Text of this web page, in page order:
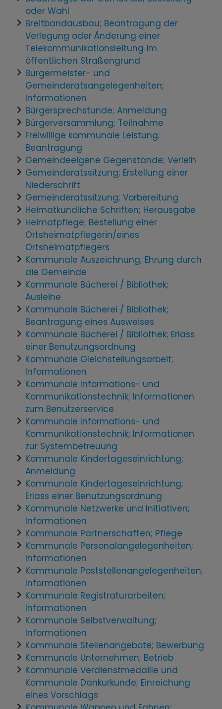
oder Wahl
Breitbandausbau; Beantragung der
Verlegung oder Änderung einer
Telekommunikationsleitung im
öffentlichen Straßengrund
Bürgermeister- und
Gemeinderatsangelegenheiten;
Informationen
Bürgersprechstunde; Anmeldung
Bürgerversammlung; Teilnahme
Freiwillige kommunale Leistung;
Beantragung
Gemeindeeigene Gegenstände; Verleih
Gemeinderatssitzung; Erstellung einer
Niederschrift
Gemeinderatssitzung; Vorbereitung
Heimatkundliche Schriften; Herausgabe
Heimatpflege; Bestellung einer
Ortsheimatpflegerin/eines
Ortsheimatpflegers
Kommunale Auszeichnung; Ehrung durch
die Gemeinde
Kommunale Bücherei / Bibliothek;
Ausleihe
Kommunale Bücherei / Bibliothek;
Beantragung eines Ausweises
Kommunale Bücherei / Bibliothek; Erlass
einer Benutzungsordnung
Kommunale Gleichstellungsarbeit;
Informationen
Kommunale Informations- und
Kommunikationstechnik; Informationen
zum Benutzerservice
Kommunale Informations- und
Kommunikationstechnik; Informationen
zur Systembetreuung
Kommunale Kindertageseinrichtung;
Anmeldung
Kommunale Kindertageseinrichtung;
Erlass einer Benutzungsordnung
Kommunale Netzwerke und Initiativen;
Informationen
Kommunale Partnerschaften; Pflege
Kommunale Personalangelegenheiten;
Informationen
Kommunale Poststellenangelegenheiten;
Informationen
Kommunale Registraturarbeiten;
Informationen
Kommunale Selbstverwaltung;
Informationen
Kommunale Stellenangebote; Bewerbung
Kommunale Unternehmen; Betrieb
Kommunale Verdienstmedaille und
Kommunale Dankurkunde; Einreichung
eines Vorschlags